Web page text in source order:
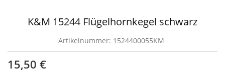
K&M 15244 Flügelhornkegel schwarz
Artikelnummer: 1524400055KM
15,50 €